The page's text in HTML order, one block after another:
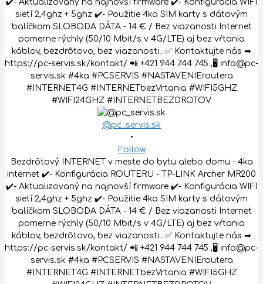
@pc_servis.sk
•
Follow
Bezdrôtový INTERNET v meste do bytu alebo domu - 4ka
internet ✔️- Konfigurácia ROUTERU - TP-LINK Archer MR200
✔️- Aktualizovaný na najnovší firmware ✔️- Konfigurácia WIFI
sietí 2,4ghz + 5ghz ✔️- Použitie 4ka SIM karty s dátovým
balíčkom SLOBODA DÁTA - 14 € / Bez viazanosti Internet
pomerne rýchly (50/10 Mbit/s v 4G/LTE) aj bez vŕtania
káblov, bezdrôtovo, bez viazanosti.. ✅ Kontaktujte nás ➡
https://pc-servis.sk/kontakt/ 📲 +421 944 744 745 ,🖥 info@pc-
servis.sk #4ka #PCSERVIS #NASTAVENIEroutera
#INTERNET4G #INTERNETbezVrtania #WIFI5GHZ